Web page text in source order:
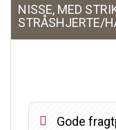
NISSE, MED
STRÅSHJERTE/
Gode